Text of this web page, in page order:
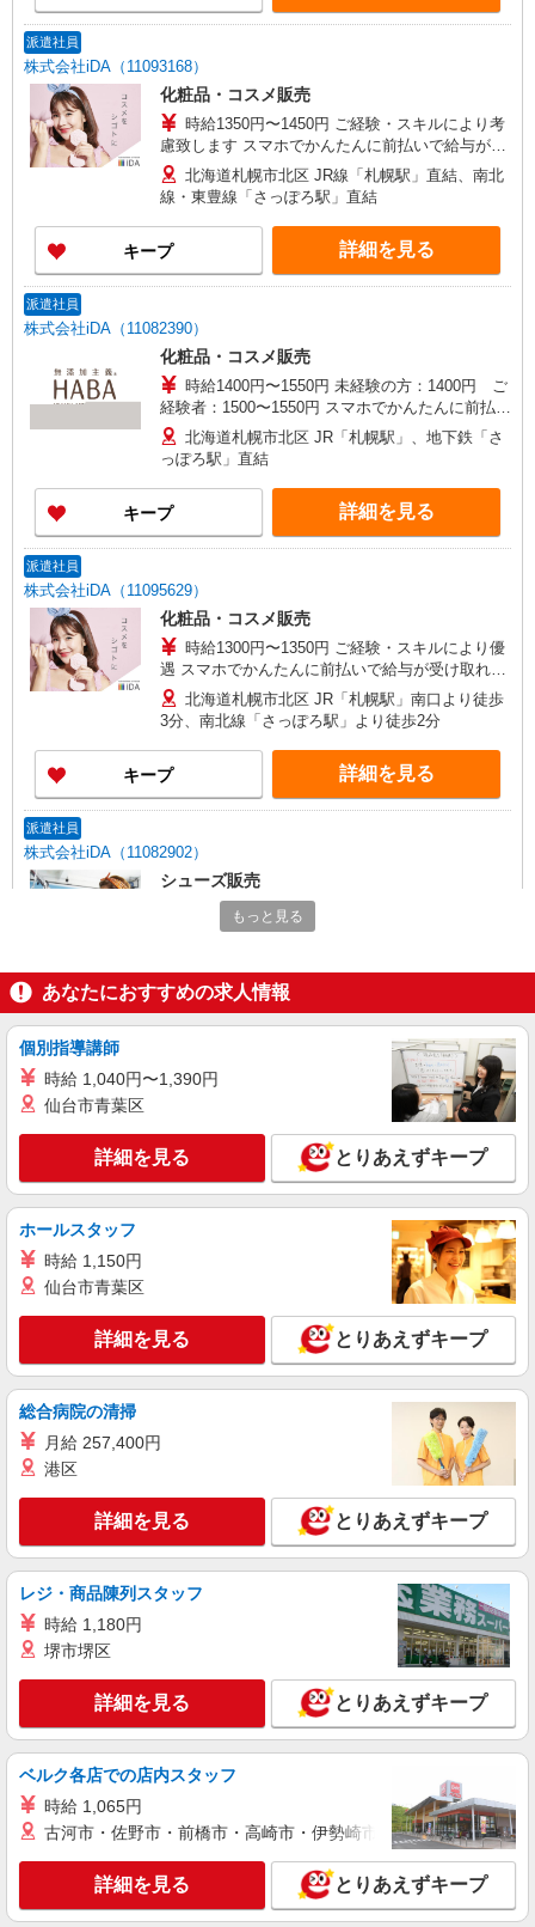
派遣社員
株式会社iDA（11093168）
化粧品・コスメ販売
時給1350円〜1450円 ご経験・スキルにより考
慮致します スマホでかんたんに前払いで給与が受
け取れます（※上限、条件あり）
北海道札幌市北区 JR線「札幌駅」直結、南北
線・東豊線「さっぽろ駅」直結
キープ 詳細を見る
派遣社員
株式会社iDA（11082390）
化粧品・コスメ販売
時給1400円〜1550円 未経験の方：1400円 ご
経験者：1500〜1550円 スマホでかんたんに前払い
で給与が受け取れます（※上限、条件あり）
北海道札幌市北区 JR「札幌駅」、地下鉄「さ
っぽろ駅」直結
キープ 詳細を見る
派遣社員
株式会社iDA（11095629）
化粧品・コスメ販売
時給1300円〜1350円 ご経験・スキルにより優
遇 スマホでかんたんに前払いで給与が受け取れま
す（※上限、条件あり）
北海道札幌市北区 JR「札幌駅」南口より徒歩
3分、南北線「さっぽろ駅」より徒歩2分
キープ 詳細を見る
派遣社員
株式会社iDA（11082902）
シューズ販売
時給1350円〜1400円 ご経験・スキルにより考
慮致します スマホでかんたんに前払いで給与が受
線・東豊線「さっぽろ駅」直結
詳細を見る
派遣社員
株式会社iDA（11085024）
時給1400円〜1500円 ご経験・スキルにより考
慮致します スマホでかんたんに前払いで給与が受
北海道札幌市北区 大丸：JR「札幌駅」、地下
キープ 詳細を見る
株式会社iDA（11098020）
時給1350円〜1450円 ご経験・スキルにより考
慮致します！ スマホでかんたんに前払いで給与が
北海道札幌市北区 JR「札幌駅」、地下鉄「さ
っぽろ駅」直結
キープ 詳細を見る
派遣社員
株式会社iDA（11091804）
時給1300円〜1500円 ご経験・スキルにより考
慮致します。 スマホでかんたんに給与前払い
OK（※上限、条件あり）
線・東豊線「さっぽろ駅」直結
キープ 詳細を見る
株式会社iDA（11089552）
もっと見る
あなたにおすすめの求人情報
個別指導講師
時給 1,040円〜1,390円
仙台市青葉区
詳細を見る とりあえずキープ
ホールスタッフ
時給 1,150円
仙台市青葉区
詳細を見る とりあえずキープ
総合病院の清掃
月給 257,400円
港区
詳細を見る とりあえずキープ
レジ・商品陳列スタッフ
時給 1,180円
堺市堺区
詳細を見る とりあえずキープ
ベルク各店での店内スタッフ
時給 1,065円
古河市・佐野市・前橋市・高崎市・伊勢崎市・太田市・館林市
詳細を見る とりあえずキープ